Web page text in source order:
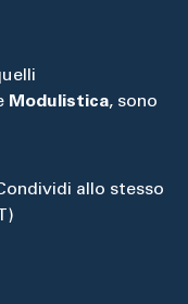
Modulistica, sono
allo stesso